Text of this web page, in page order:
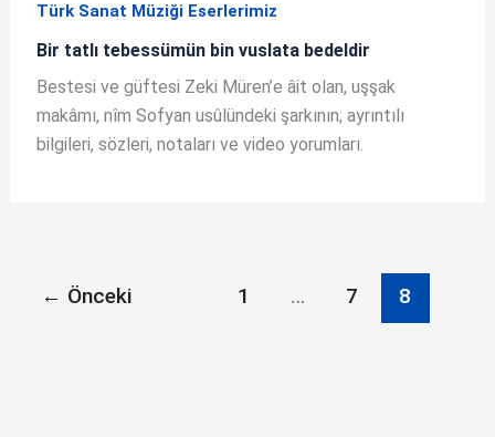
Türk Sanat Müziği Eserlerimiz
Bir tatlı tebessümün bin vuslata bedeldir
Bestesi ve güftesi Zeki Müren’e âit olan, uşşak
makâmı, nîm Sofyan usûlündeki şarkının; ayrıntılı
bilgileri, sözleri, notaları ve video yorumları.
← Önceki 1 … 7 8